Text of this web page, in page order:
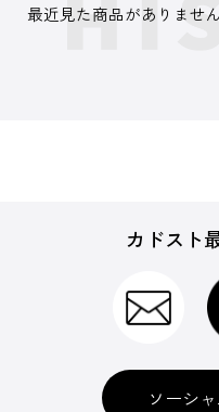
最近見た商品がありません
カドスト
ソーシ